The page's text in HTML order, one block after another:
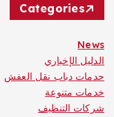
Categories
News
الدليل الإخباري
حدمات دباب نقل العفش
خدمات متنوعة
شركات التنظيف